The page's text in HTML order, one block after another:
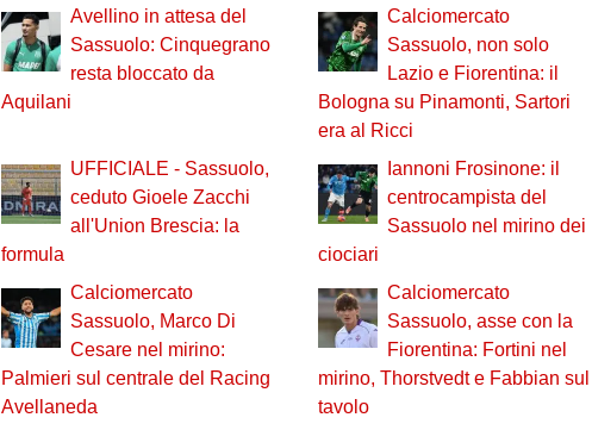
Avellino in attesa del
Sassuolo: Cinquegrano
resta bloccato da
Aquilani
Calciomercato
Sassuolo, non solo
Lazio e Fiorentina: il
Bologna su Pinamonti, Sartori
era al Ricci
UFFICIALE - Sassuolo,
ceduto Gioele Zacchi
all'Union Brescia: la
formula
Iannoni Frosinone: il
centrocampista del
Sassuolo nel mirino dei
ciociari
Calciomercato
Sassuolo, Marco Di
Cesare nel mirino:
Palmieri sul centrale del Racing
Avellaneda
Calciomercato
Sassuolo, asse con la
Fiorentina: Fortini nel
mirino, Thorstvedt e Fabbian sul
tavolo